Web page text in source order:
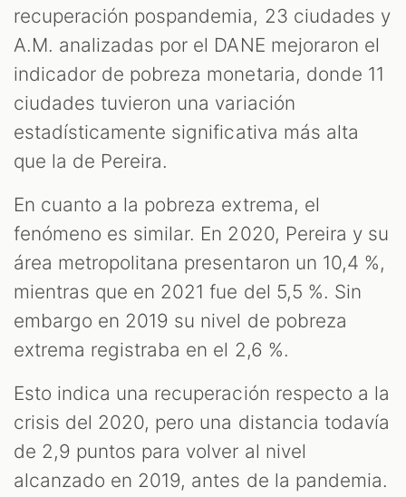
recuperación pospandemia, 23 ciudades y
A.M. analizadas por el DANE mejoraron el
indicador de pobreza monetaria, donde 11
ciudades tuvieron una variación
estadísticamente significativa más alta
que la de Pereira.
En cuanto a la pobreza extrema, el
fenómeno es similar. En 2020, Pereira y su
área metropolitana presentaron un 10,4 %,
mientras que en 2021 fue del 5,5 %. Sin
embargo en 2019 su nivel de pobreza
extrema registraba en el 2,6 %.
Esto indica una recuperación respecto a la
crisis del 2020, pero una distancia todavía
de 2,9 puntos para volver al nivel
alcanzado en 2019, antes de la pandemia.